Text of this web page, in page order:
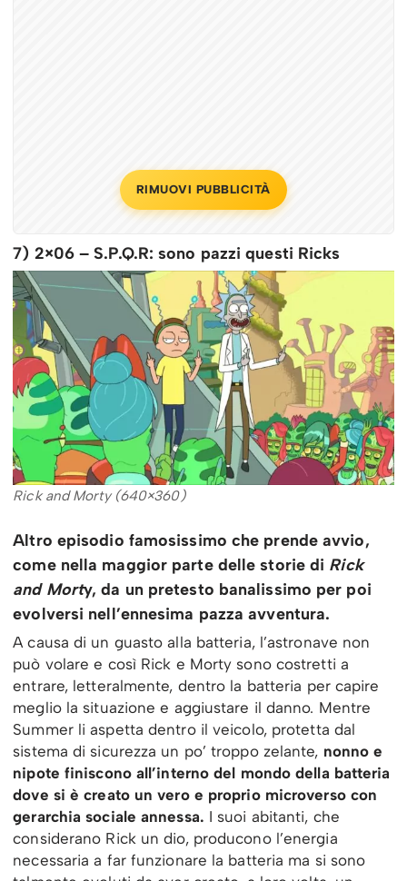
RIMUOVI PUBBLICITÀ
7) 2×06 – S.P.Q.R: sono pazzi questi Ricks
Rick and Morty (640×360)
Altro episodio famosissimo che prende avvio,
come nella maggior parte delle storie di Rick
and Morty, da un pretesto banalissimo per poi
evolversi nell’ennesima pazza avventura.
A causa di un guasto alla batteria, l’astronave non
può volare e così Rick e Morty sono costretti a
entrare, letteralmente, dentro la batteria per capire
meglio la situazione e aggiustare il danno. Mentre
Summer li aspetta dentro il veicolo, protetta dal
sistema di sicurezza un po’ troppo zelante, nonno e
nipote finiscono all’interno del mondo della batteria
dove si è creato un vero e proprio microverso con
gerarchia sociale annessa. I suoi abitanti, che
considerano Rick un dio, producono l’energia
necessaria a far funzionare la batteria ma si sono